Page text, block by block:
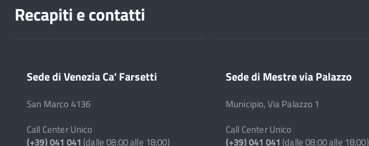
Recapiti e contatti
Sede di Venezia Ca' Farsetti
San Marco 4136
Call Center Unico
(+39) 041 041(dalle 08:00 alle 18:00)
Sede di Mestre via Palazzo
Municipio, Via Palazzo 1
Call Center Unico
(+39) 041 041(dalle 08:00 alle 18:00)